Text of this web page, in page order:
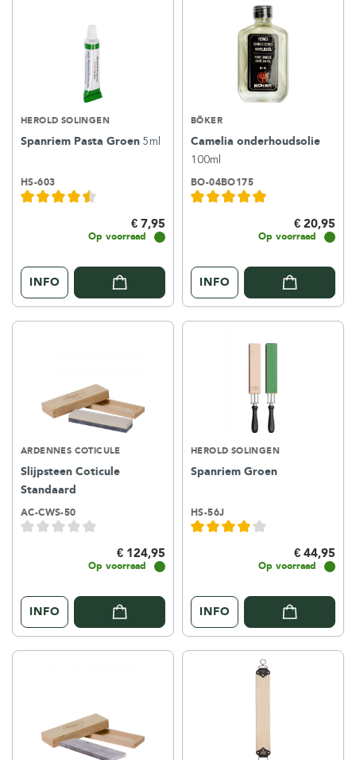
HEROLD SOLINGEN
Spanriem Pasta Groen 5ml
HS-603
€ 7,95
Op voorraad
INFO
BÖKER
Camelia onderhoudsolie
100ml
BO-04BO175
€ 20,95
Op voorraad
INFO
ARDENNES COTICULE
Slijpsteen Coticule
Standaard
AC-CWS-50
€ 124,95
Op voorraad
INFO
HEROLD SOLINGEN
Spanriem Groen
HS-56J
€ 44,95
Op voorraad
INFO